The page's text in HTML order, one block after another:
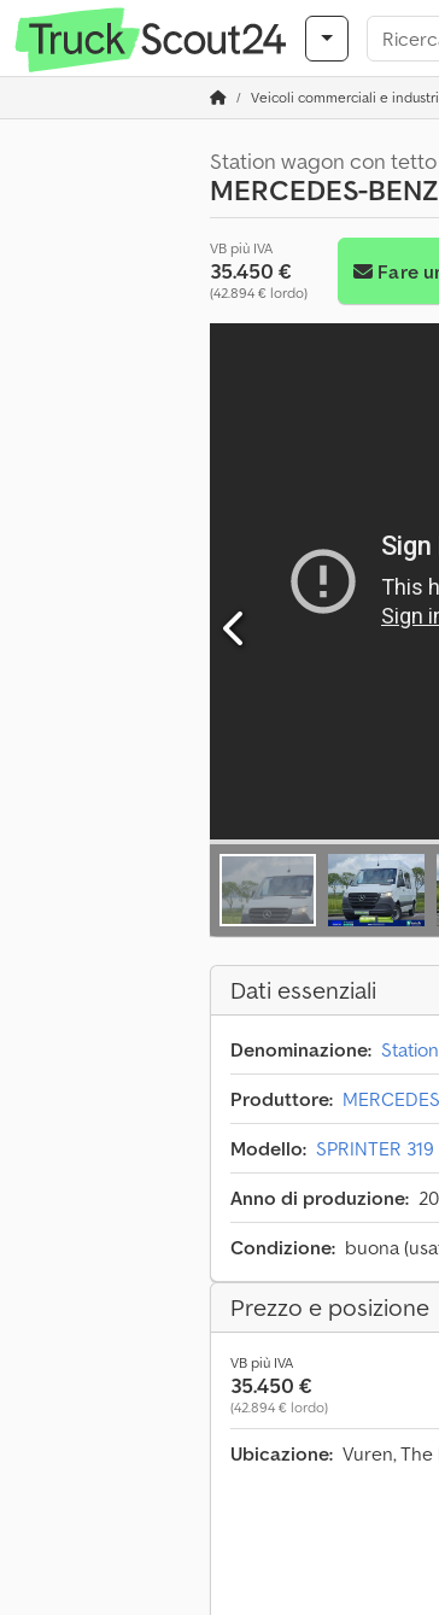
Veicoli commerciali e
Station wagon con
MERCEDES-BENZ
VB più IVA
35.450 €
(42.894 € lordo)
Fare
Dati essenziali
Denominazione:
Produttore:
Modello: SPRINTER
Anno di produzione:
Condizione: buona
Prezzo e posizione
VB più IVA
35.450 €
(42.894 € lordo)
Ubicazione: Vuren,